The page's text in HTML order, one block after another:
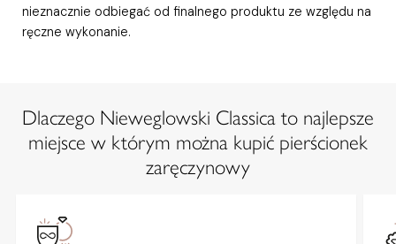
nieznacznie odbiegać od finalnego produktu ze względu na
ręczne wykonanie.
Dlaczego Nieweglowski Classica to najlepsze
miejsce w którym można kupić pierścionek
zaręczynowy